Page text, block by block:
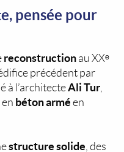
pensée pour
reconstruction au XXᵉ
précédent par
à l’architecteAli Tur,
béton armé en
structure solide, des